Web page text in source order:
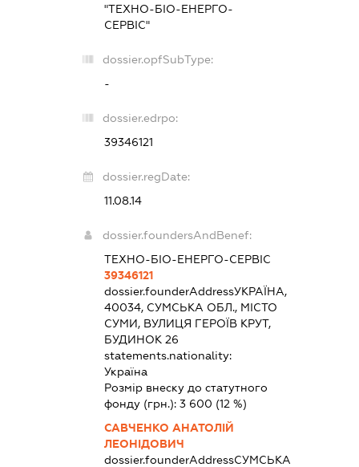
"ТЕХНО-БІО-ЕНЕРГО-
СЕРВІС"
dossier.opfSubType:
-
dossier.edrpo:
39346121
dossier.regDate:
11.08.14
dossier.foundersAndBenef:
ТЕХНО-БІО-ЕНЕРГО-СЕРВІС
39346121
dossier.founderAddressУКРАЇНА,
40034, СУМСЬКА ОБЛ., МІСТО
СУМИ, ВУЛИЦЯ ГЕРОЇВ КРУТ,
БУДИНОК 26
statements.nationality:
Україна
Розмір внеску до статутного
фонду (грн.): 3 600 (12 %)
САВЧЕНКО АНАТОЛІЙ
ЛЕОНІДОВИЧ
dossier.founderAddressСУМСЬКА